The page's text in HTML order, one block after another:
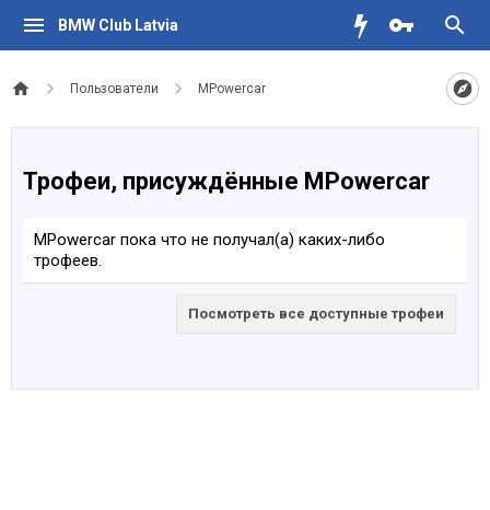
BMW Club Latvia
Пользователи MPowercar
Трофеи, присуждённые MPowercar
MPowercar пока что не получал(а) каких-либо
трофеев.
Посмотреть все доступные трофеи